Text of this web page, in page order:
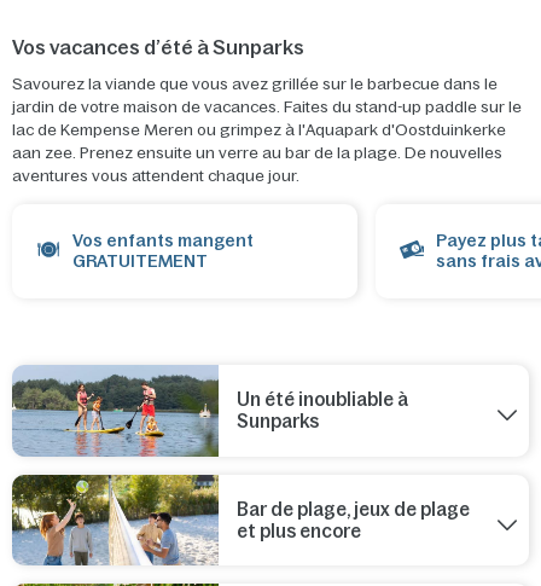
Vos vacances d’été à Sunparks
Savourez la viande que vous avez grillée sur le barbecue dans le
jardin de votre maison de vacances. Faites du stand-up paddle sur le
lac de Kempense Meren ou grimpez à l'Aquapark d'Oostduinkerke
aan zee. Prenez ensuite un verre au bar de la plage. De nouvelles
aventures vous attendent chaque jour.
Vos enfants mangent
GRATUITEMENT
Payez plus
sans frais
Un été inoubliable à
Sunparks
Bar de plage, jeux de plage
et plus encore